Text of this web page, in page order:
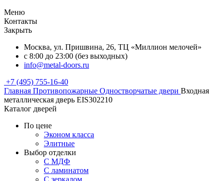
Меню
Контакты
Закрыть
Москва, ул. Пришвина, 26, ТЦ «Миллион мелочей»
с 8:00 до 23:00 (без выходных)
info@metal-doors.ru
+7 (495) 755-16-40
Главная Противопожарные Одностворчатые двери Входная
металлическая дверь EIS302210
Каталог дверей
По цене
Эконом класса
Элитные
Выбор отделки
С МДФ
С ламинатом
С зеркалом